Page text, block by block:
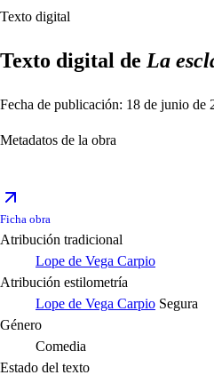
Texto digital
Texto digital de La
Fecha de publicación: 18 de junio de
Metadatos de la obra
Ficha obra
Atribución tradicional
Lope de Vega Carpio
Atribución estilometría
Lope de Vega Carpio Segura
Género
Comedia
Estado del texto